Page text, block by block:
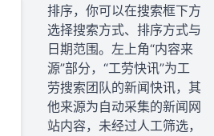
排序，你可以在搜索框下方
选择搜索方式、排序方式与
日期范围。左上角“内容来
源”部分，“工劳快讯”为工
劳搜索团队的新闻快讯，其
他来源为自动采集的新闻网
站内容，未经过人工筛选，